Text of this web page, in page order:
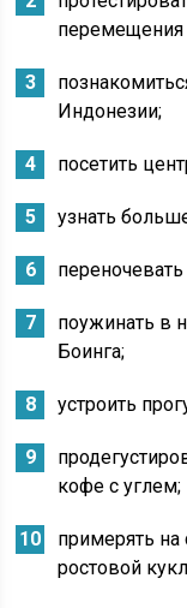
перемещения
Индонезии;
посетить
узнать
поужинать в
Боинга;
устроить
кофе с углем;
примерять
ростовой